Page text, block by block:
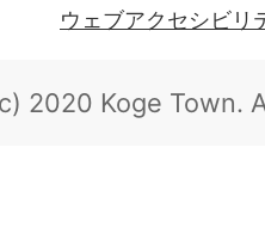
ウェブアクセシビリ
2020 Koge Town.